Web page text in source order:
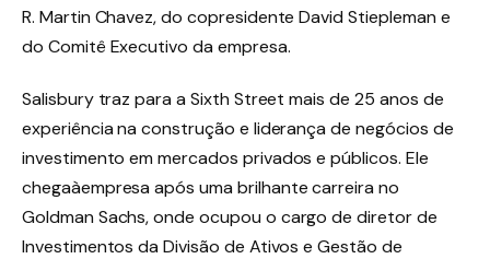
R. Martin Chavez, do copresidente David Stiepleman e
do Comitê Executivo da empresa.
Salisbury traz para a Sixth Street mais de 25 anos de
experiência na construção e liderança de negócios de
investimento em mercados privados e públicos. Ele
chegaàempresa após uma brilhante carreira no
Goldman Sachs, onde ocupou o cargo de diretor de
Investimentos da Divisão de Ativos e Gestão de